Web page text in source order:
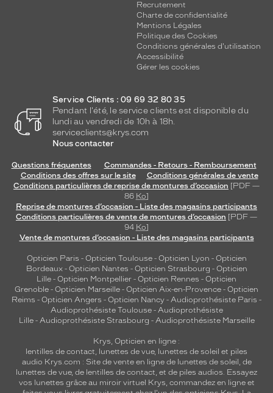
Recrutement
Charte de confidentialité
Mentions Légales
Politique des Cookies
Conditions générales d'utilisation
Accessibilité
Gérer les cookies
Service Clients : 09 69 32 80 35
Pendant l'été, le service clients est disponible du
lundi au vendredi de 10h à 18h.
serviceclients@krys.com
Nous contacter
Questions fréquentes
Commandes - Retours - Remboursement
Conditions des offres sur le site
Conditions générales de vente
Conditions particulières de reprise de montures d’occasion [PDF —
86 Ko]
Reprise de montures d’occasion - Liste des magasins participants
Conditions particulières de vente de montures d’occasion [PDF —
94 Ko]
Vente de montures d’occasion - Liste des magasins participants
Opticien Paris - Opticien Toulouse- Opticien Lyon - Opticien
Bordeaux- Opticien Nantes - Opticien Strasbourg - Opticien
Lille - Opticien Montpellier - Opticien Rennes - Opticien
Grenoble - Opticien Marseille - Opticien Aix-en-Provence - Opticien
Reims - Opticien Angers - Opticien Nancy - Audioprothésiste Paris -
Audioprothésiste Toulouse- Audioprothésiste
Lille- Audioprothésiste Strasbourg - Audioprothésiste Marseille
Krys, Opticien en ligne :
lentilles de contact, lunettes de vue, lunettes de soleil et piles
audio Krys.com : Site de vente en ligne de lunettes de soleil, de
lunettes de vue, de lentilles de contact, et de piles audios. Essayez
vos lunettes grâce au miroir virtuel Krys, commandez en ligne et